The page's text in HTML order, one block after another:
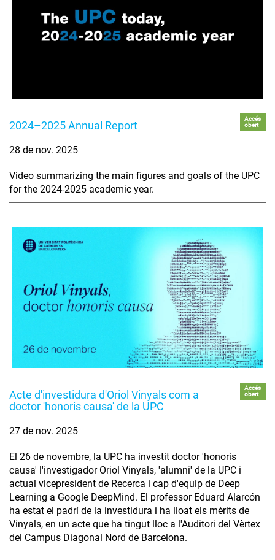
2024–2025 Annual Report
Accés
obert
28 de nov. 2025
Video summarizing the main figures and goals of the UPC
for the 2024-2025 academic year.
Acte d'investidura d'Oriol Vinyals com a
doctor 'honoris causa' de la UPC
Accés
obert
27 de nov. 2025
El 26 de novembre, la UPC ha investit doctor 'honoris
causa' l'investigador Oriol Vinyals, 'alumni' de la UPC i
actual vicepresident de Recerca i cap d'equip de Deep
Learning a Google DeepMind. El professor Eduard Alarcón
ha estat el padrí de la investidura i ha lloat els mèrits de
Vinyals, en un acte que ha tingut lloc a l'Auditori del Vèrtex
del Campus Diagonal Nord de Barcelona.